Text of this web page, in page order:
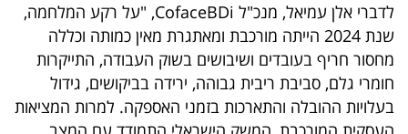
ומחקרים
דעות
רכילות
לדברי אלן עמיאל, מנכ"ל CofaceBDi, "על רקע המלחמה,
שנת 2024 הייתה מורכבת ומאתגרת מאין כמותה וכללה
מחסור חריף בעובדים ושיבושים בשוק העבודה, התייקרות
חומרי גלם, סביבת ריבית גבוהה, ירידה בביקושים, גידול
בעלויות ההובלה והתארכות בזמני האספקה. למרות המציאות